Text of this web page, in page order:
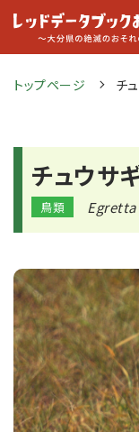
トップページ チ
チュウサ
鳥類